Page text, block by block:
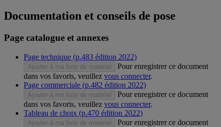
Documentation et conseils de pose
Page catalogue et annexes
Page technique (p.483 édition 2022)
Ajouter à ma liste de matériel
Pour enregistrer ce document
dans vos favoris, veuillez vous connecter.
Page commerciale (p.482 édition 2022)
Ajouter à ma liste de matériel
Pour enregistrer ce document
dans vos favoris, veuillez vous connecter.
Tableau de choix (p.470 édition 2022)
Ajouter à ma liste de matériel
Pour enregistrer ce document